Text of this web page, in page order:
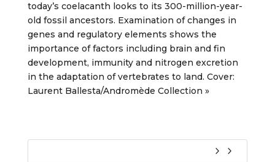
today’s coelacanth looks to its 300-million-year-
old fossil ancestors. Examination of changes in
genes and regulatory elements shows the
importance of factors including brain and fin
development, immunity and nitrogen excretion
in the adaptation of vertebrates to land. Cover:
Laurent Ballesta/Andromède Collection »